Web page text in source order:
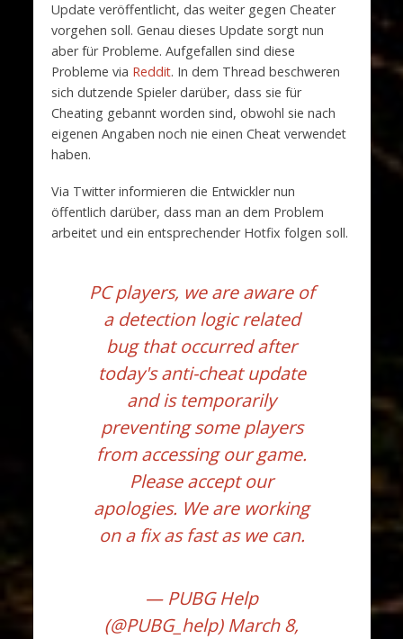
Update veröffentlicht, das weiter gegen Cheater
vorgehen soll. Genau dieses Update sorgt nun
aber für Probleme. Aufgefallen sind diese
Probleme via Reddit. In dem Thread beschweren
sich dutzende Spieler darüber, dass sie für
Cheating gebannt worden sind, obwohl sie nach
eigenen Angaben noch nie einen Cheat verwendet
haben.
Via Twitter informieren die Entwickler nun
öffentlich darüber, dass man an dem Problem
arbeitet und ein entsprechender Hotfix folgen soll.
PC players, we are aware of
a detection logic related
bug that occurred after
today's anti-cheat update
and is temporarily
preventing some players
from accessing our game.
Please accept our
apologies. We are working
on a fix as fast as we can.
— PUBG Help
(@PUBG_help) March 8,